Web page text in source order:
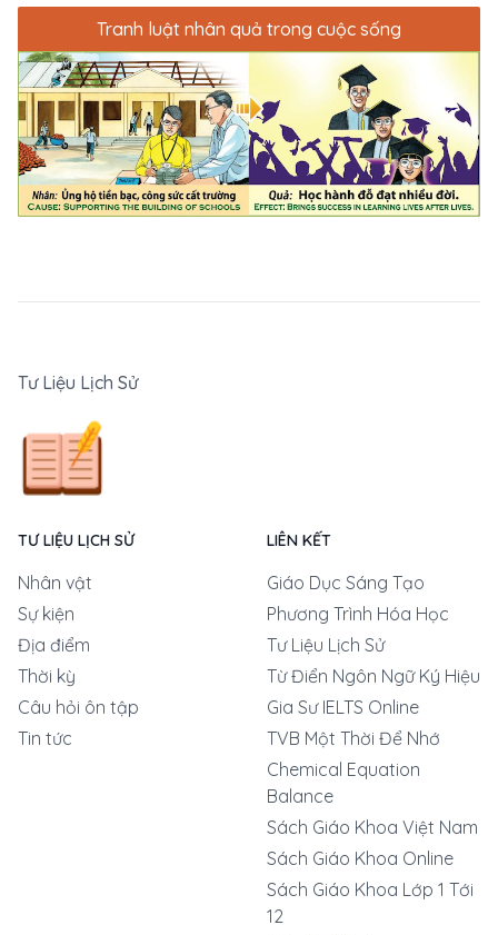
Tranh luật nhân quả trong cuộc sống
Tư Liệu Lịch Sử
TƯ LIỆU LỊCH SỬ
Nhân vật
Sự kiện
Địa điểm
Thời kỳ
Câu hỏi ôn tập
Tin tức
LIÊN KẾT
Giáo Dục Sáng Tạo
Phương Trình Hóa Học
Tư Liệu Lịch Sử
Từ Điển Ngôn Ngữ Ký Hiệu
Gia Sư IELTS Online
TVB Một Thời Để Nhớ
Chemical Equation
Balance
Sách Giáo Khoa Việt Nam
Sách Giáo Khoa Online
Sách Giáo Khoa Lớp 1 Tới
12